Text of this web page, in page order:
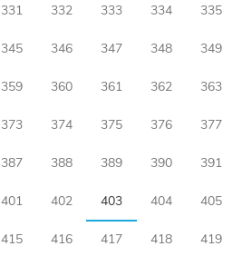
331 332 333 334 335
345 346 347 348 349
359 360 361 362 363
373 374 375 376 377
387 388 389 390 391
401 402 403 404 405
415 416 417 418 419